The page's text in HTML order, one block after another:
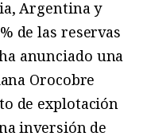
Argentina y
de las reservas
anunciado una
Orocobre
de explotación
inversión de